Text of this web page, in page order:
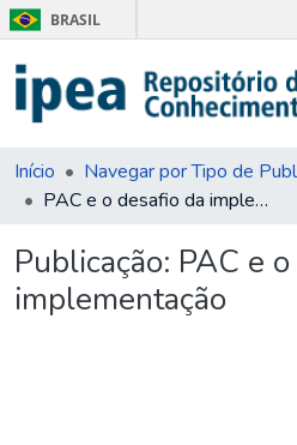
BRASIL
Início
PAC e o desafio da implementação
Publicação: PAC e
implementação